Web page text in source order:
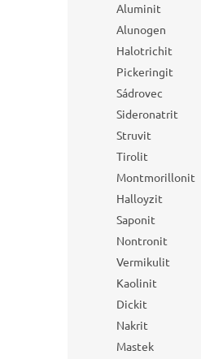
Aluminit
Alunogen
Halotrichit
Pickeringit
Sádrovec
Sideronatrit
Struvit
Tirolit
Montmorillonit
Halloyzit
Saponit
Nontronit
Vermikulit
Kaolinit
Dickit
Nakrit
Mastek